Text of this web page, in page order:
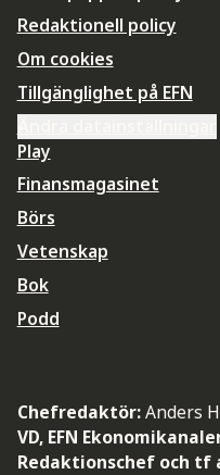
Redaktionell policy
Om cookies
Tillgänglighet på EFN
Play
Finansmagasinet
Börs
Vetenskap
Bok
Podd
Chefredaktör:Anders
VD, EFN
Redaktionschef och tf